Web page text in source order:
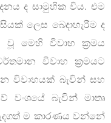
ද සාමුහික විය. එම
ලෙස බෙදාහැරීම ද
වූ මෙහි විවාහ ක්‍රමය
විවාහ ක්‍රමයට
විවාහයක් බැවින් සහ
බැවින් මාතෘ
ම කාරණය වන්නේ